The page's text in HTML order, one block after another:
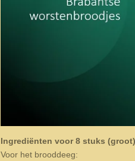
Ingrediënten voor 8 stuks (groot)
Voor het brooddeeg: